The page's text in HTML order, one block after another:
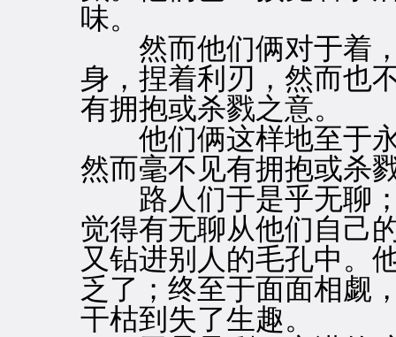
味。
然而他们俩对于着，
身，捏着利刃，然而也
有拥抱或杀戮之意。
他们俩这样地至于永
然而毫不见有拥抱或杀
路人们于是乎无聊；
觉得有无聊从他们自己
又钻进别人的毛孔中。
乏了；终至于面面相觑
干枯到失了生趣。